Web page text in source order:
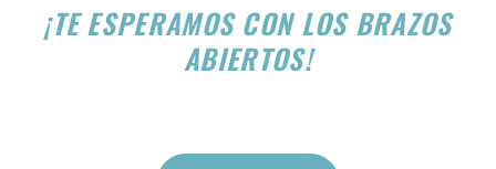
¡TE ESPERAMOS CON LOS BRAZOS
ABIERTOS!